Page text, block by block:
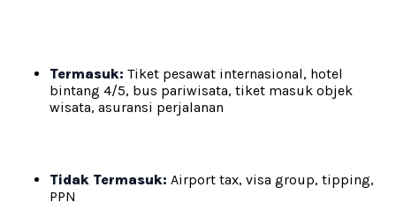
Termasuk: Tiket pesawat internasional, hotel
bintang 4/5, bus pariwisata, tiket masuk objek
wisata, asuransi perjalanan
Tidak Termasuk: Airport tax, visa group, tipping,
PPN